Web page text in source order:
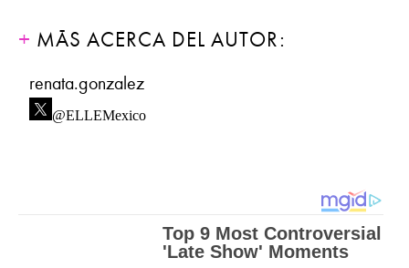
MÁS ACERCA DEL AUTOR:
renata.gonzalez
@ELLEMexico